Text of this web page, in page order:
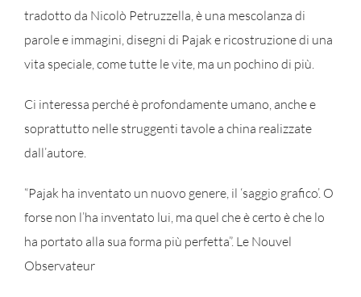
tradotto da Nicolò Petruzzella, è una mescolanza di
parole e immagini, disegni di Pajak e ricostruzione di una
vita speciale, come tutte le vite, ma un pochino di più.
Ci interessa perché è profondamente umano, anche e
soprattutto nelle struggenti tavole a china realizzate
dall’autore.
“Pajak ha inventato un nuovo genere, il ‘saggio grafico’. O
forse non l’ha inventato lui, ma quel che è certo è che lo
ha portato alla sua forma più perfetta”. Le Nouvel
Observateur